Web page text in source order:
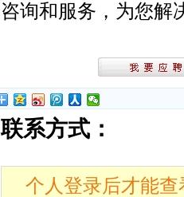
咨询和服务，为您解
联系方式：
个人登录后才能